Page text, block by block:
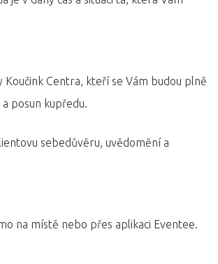
Centra, kteří se Vám budou plně
posun kupředu.
sebedůvěru, uvědomění a
na místě nebo přes aplikaci Eventee.